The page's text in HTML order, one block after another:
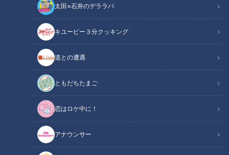
太田×石井のデララバ
キユーピー３分クッキング
道との遭遇
ともだちたまご
恋はロケ中に！
アナウンサー
道との遭遇
「道との遭遇」動画
軽トラ女子・三田悠貴が岐阜を一周！3日間で走行距離
550km！地元民・三田も食べたことがない！？絶品・岐阜グ
ルメを食べつくす！
『歩道・車道バラエティ 道との遭遇』は CBCテレビ 毎週
火曜23:56～